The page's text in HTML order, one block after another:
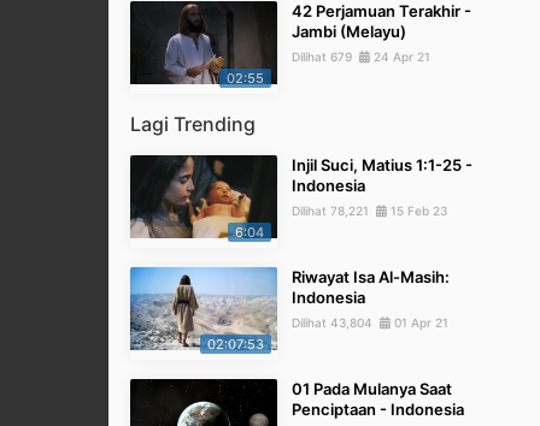
02:55
42 Perjamuan Terakhir -
Jambi (Melayu)
Dilihat 679 24 Apr 21
Lagi Trending
6:04
Injil Suci, Matius 1:1-25 -
Indonesia
Dilihat 78,221 15 Feb 23
02:07:53
Riwayat Isa Al-Masih:
Indonesia
Dilihat 43,804 01 Apr 21
01 Pada Mulanya Saat
Penciptaan - Indonesia